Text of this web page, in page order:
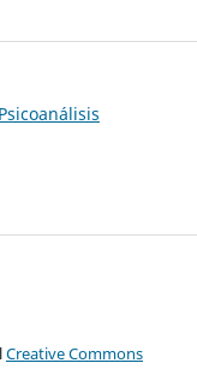
Creative Commons